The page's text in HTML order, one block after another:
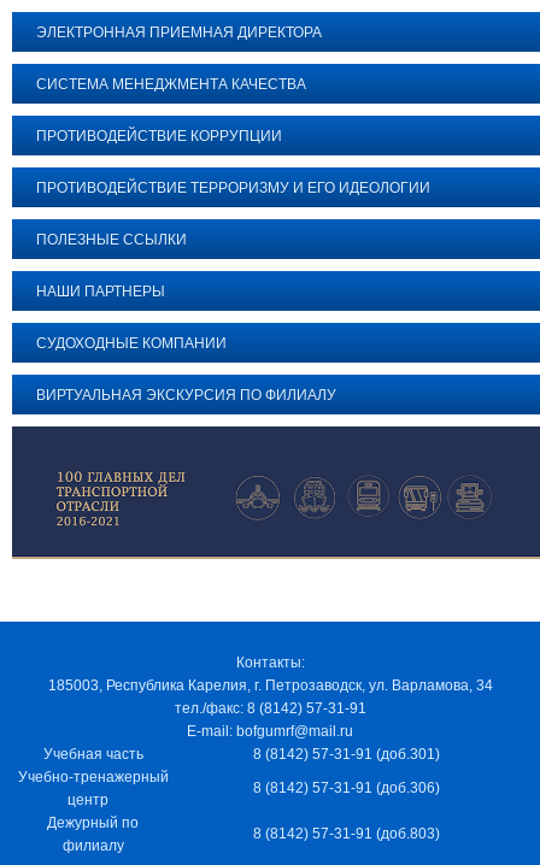
ЭЛЕКТРОННАЯ ПРИЕМНАЯ ДИРЕКТОРА
СИСТЕМА МЕНЕДЖМЕНТА КАЧЕСТВА
ПРОТИВОДЕЙСТВИЕ КОРРУПЦИИ
ПРОТИВОДЕЙСТВИЕ ТЕРРОРИЗМУ И ЕГО ИДЕОЛОГИИ
ПОЛЕЗНЫЕ ССЫЛКИ
НАШИ ПАРТНЕРЫ
СУДОХОДНЫЕ КОМПАНИИ
ВИРТУАЛЬНАЯ ЭКСКУРСИЯ ПО ФИЛИАЛУ
Контакты:
185003, Республика Карелия, г. Петрозаводск, ул. Варламова, 34
тел./факс: 8 (8142) 57-31-91
E-mail: bofgumrf@mail.ru
Учебная часть
8 (8142) 57-31-91 (доб.301)
Учебно-тренажерный
центр
8 (8142) 57-31-91 (доб.306)
Дежурный по
филиалу
8 (8142) 57-31-91 (доб.803)